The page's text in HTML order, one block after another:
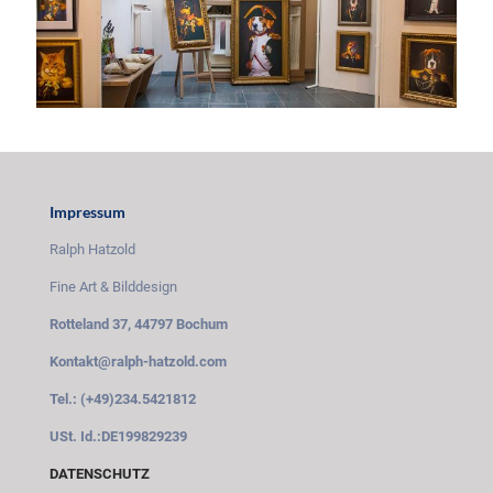
Impressum
Ralph Hatzold
Fine Art & Bilddesign
Rotteland 37, 44797 Bochum
Kontakt@ralph-hatzold.com
Tel.: (+49)234.5421812
USt. Id.:DE199829239
DATENSCHUTZ